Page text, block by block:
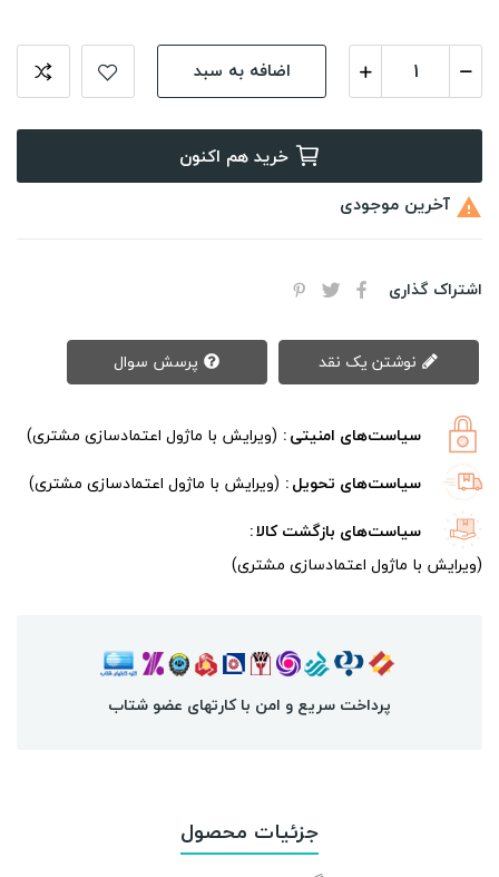
اضافه به سبد
خرید هم اکنون
 آخرین موجودی
اشتراک گذاری
سیاست‌های امنیتی (ویرایش با ماژول اعتمادسازی مشتری)
سیاست‌های تحویل (ویرایش با ماژول اعتمادسازی مشتری)
سیاست‌های بازگشت کالا
(ویرایش با ماژول اعتمادسازی مشتری)
پرداخت سریع و امن با کارتهای عضو شتاب
جزئیات محصول